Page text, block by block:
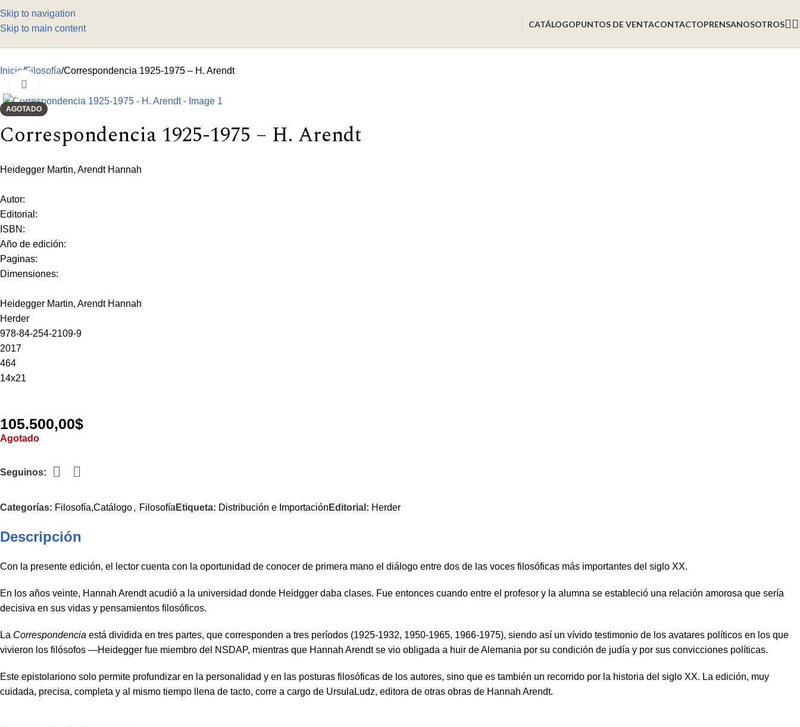
Skip to navigation
Skip to main content
CATÁLOGOPUNTOS DE VENTACONTACTOPRENSANOSOTROS
Inicio Filosofía Correspondencia 1925-1975 – H. Arendt
AGOTADO
Correspondencia 1925-1975 – H. Arendt
Heidegger Martin, Arendt Hannah
Autor:
Editorial:
ISBN:
Año de edición:
Paginas:
Dimensiones:
Heidegger Martin, Arendt Hannah
Herder
978-84-254-2109-9
2017
464
14x21
105.500,00$
Agotado
Seguinos:
Categorías: Filosofía,Catálogo, Filosofía Etiqueta: Distribución e Importación Editorial: Herder
Descripción
Con la presente edición, el lector cuenta con la oportunidad de conocer de primera mano el diálogo entre dos de las voces filosóficas más importantes del siglo XX.
En los años veinte, Hannah Arendt acudió a la universidad donde Heidgger daba clases. Fue entonces cuando entre el profesor y la alumna se estableció una relación amorosa que sería
decisiva en sus vidas y pensamientos filosóficos.
La Correspondencia está dividida en tres partes, que corresponden a tres períodos (1925-1932, 1950-1965, 1966-1975), siendo así un vívido testimonio de los avatares políticos en los que
vivieron los filósofos —Heidegger fue miembro del NSDAP, mientras que Hannah Arendt se vio obligada a huir de Alemania por su condición de judía y por sus convicciones políticas.
Este epistolariono solo permite profundizar en la personalidad y en las posturas filosóficas de los autores, sino que es también un recorrido por la historia del siglo XX. La edición, muy
cuidada, precisa, completa y al mismo tiempo llena de tacto, corre a cargo de UrsulaLudz, editora de otras obras de Hannah Arendt.